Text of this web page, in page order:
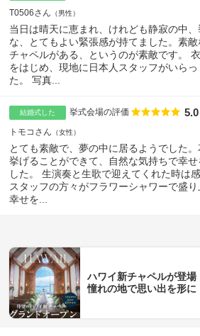
T0506さん 男性
当日は晴天に恵まれ、けれども静寂の中
な、とてもよい緊張感が持てました。素
チャペルがある、というのが素敵です。
をはじめ、現地に日本人スタッフがいら
た。 写真...
結婚式した 挙式会場の評価 点数
5.0
トモコさん 女性
とても素敵で、夢の中に居るようでした
挙げることができて、自然な気持ちで幸
した。 生演奏と生歌で迎えてくれた時は
スタッフの方々がフラワーシャワーで盛
幸せを...
ハワイ新チャペルが登場
憧れの地で思い出を形に